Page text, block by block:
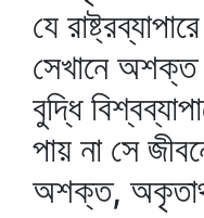
যে
সেখানে অশক্ত
বুদ্ধি
পায় না সে
অশক্ত,